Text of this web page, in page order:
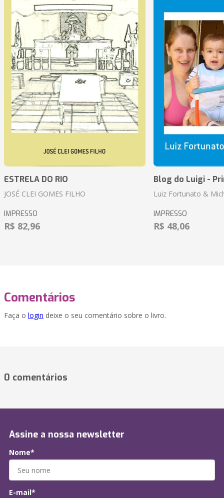
ESTRELA DO RIO
JOSÉ CLEI GOMES FILHO
IMPRESSO
R$ 82,96
Blog do Luigi -
Luiz Fortunato &
IMPRESSO
R$ 48,06
Comentários
Faça o login deixe o seu comentário sobre o livro.
0 comentários
Assine a nossa newsletter
Nome*
E-mail*